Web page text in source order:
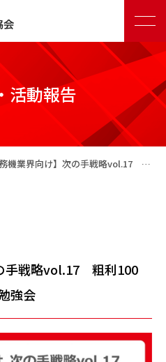
活動報告
【事務機業界向け】次の手戦略vol.17 粗利100万/人アップさせる事例勉強会
手戦略vol.17 粗利100
強会